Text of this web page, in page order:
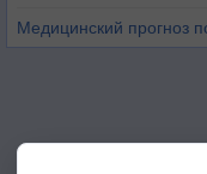
Медицинский прогноз